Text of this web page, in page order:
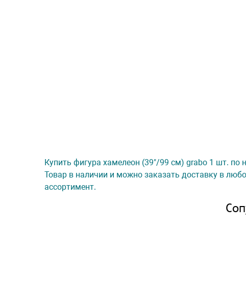
Купить фигура хамелеон (39"/99 см) grabo 1 шт. по
Товар в наличии и можно заказать доставку в
ассортимент.